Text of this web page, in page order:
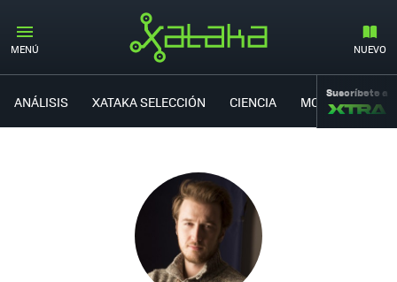
MENÚ NUEVO
ANÁLISIS XATAKA SELECCIÓN CIENCIA MOVILIDAD
Suscríbete a